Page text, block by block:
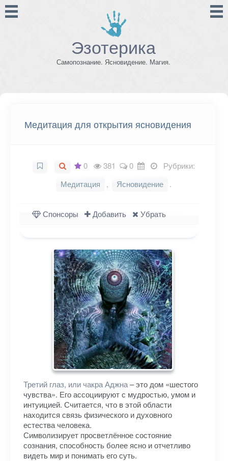
Эзотерика
Самопознание. Ясновидение. Магия.
Медитация для открытия ясновидения
0 381 0
Рубрики:
Медитация
, Ясновидение .
Спонсоры Добавить Убрать
Третий глаз, или чакра Аджна– это дом «шестого
чувства». Его ассоциируют с мудростью, умом и
интуицией. Считается, что в этой области
находится связь физического и духовного
естества человека.
Символизирует просветлённое состояние
сознания, способность более ясно и отчетливо
видеть мир и понимать его суть.